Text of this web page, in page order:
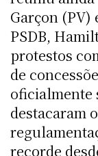
Garçon (PV)
PSDB,
protestos
de
oficialmente
destacaram
recorde